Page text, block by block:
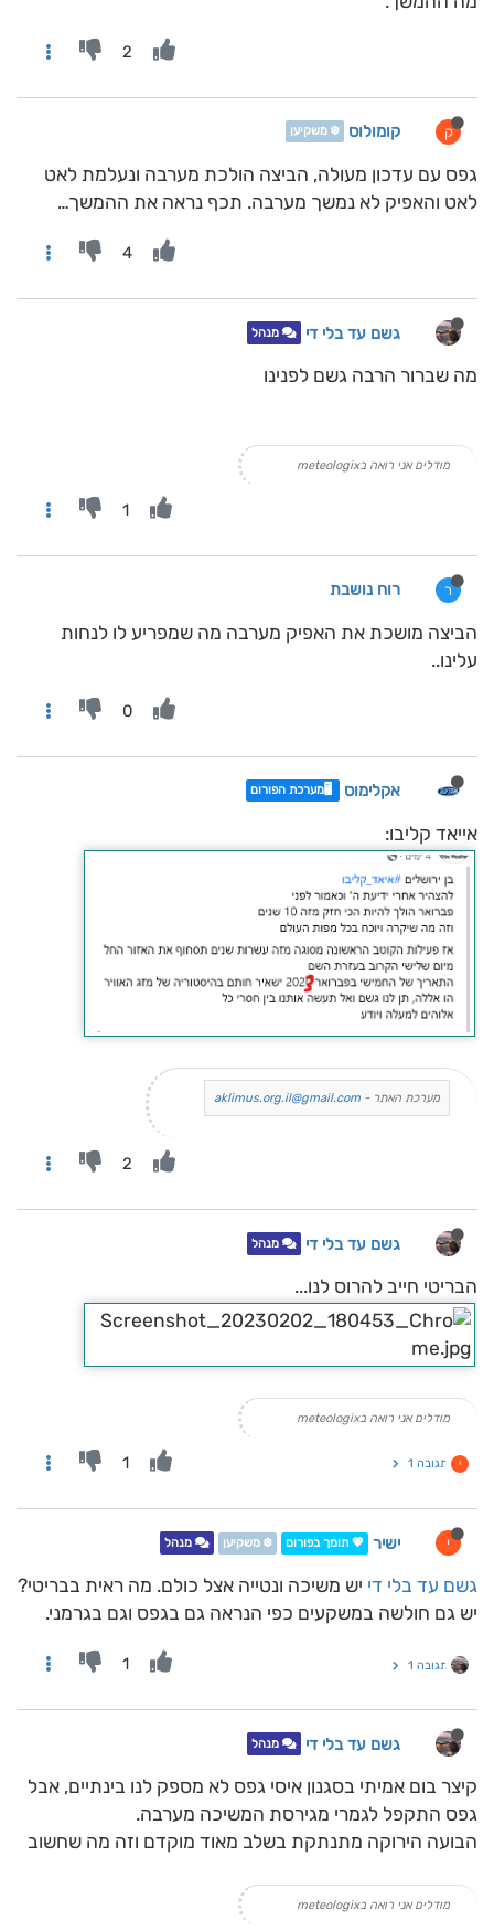
2
ק קומולוס ❄️ משקיען
גפס עם עדכון מעולה, הביצה הולכת מערבה ונעלמת לאט
לאט והאפיק לא נמשך מערבה. תכף נראה את ההמשך…
4
גשם עד בלי די מנהל
מה שברור הרבה גשם לפנינו
מודלים אני רואה בmeteologix
1
ר רוח נושבת
הביצה מושכת את האפיק מערבה מה שמפריע לו לנחות
עלינו..
0
אקלימוס 🖥️מערכת הפורום
אייאד קליבו:
מערכת האתר - aklimus.org.il@gmail.com
2
גשם עד בלי די מנהל
הבריטי חייב להרוס לנו...
מודלים אני רואה בmeteologix
י תגובה 1 1
י ישיר 💖 תומך בפורום ❄️ משקיען מנהל
גשם עד בלי די יש משיכה ונטייה אצל כולם. מה ראית בבריטי?
יש גם חולשה במשקעים כפי הנראה גם בגפס וגם בגרמני.
תגובה 1 1
גשם עד בלי די מנהל
קיצר בום אמיתי בסגנון איסי גפס לא מספק לנו בינתיים, אבל
גפס התקפל לגמרי מגירסת המשיכה מערבה.
הבועה הירוקה מתנתקת בשלב מאוד מוקדם וזה מה שחשוב
מודלים אני רואה בmeteologix